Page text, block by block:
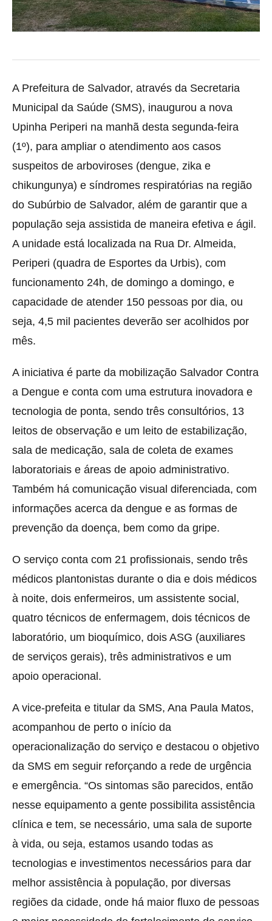
A Prefeitura de Salvador, através da Secretaria
Municipal da Saúde (SMS), inaugurou a nova
Upinha Periperi na manhã desta segunda-feira
(1º), para ampliar o atendimento aos casos
suspeitos de arboviroses (dengue, zika e
chikungunya) e síndromes respiratórias na região
do Subúrbio de Salvador, além de garantir que a
população seja assistida de maneira efetiva e ágil.
A unidade está localizada na Rua Dr. Almeida,
Periperi (quadra de Esportes da Urbis), com
funcionamento 24h, de domingo a domingo, e
capacidade de atender 150 pessoas por dia, ou
seja, 4,5 mil pacientes deverão ser acolhidos por
mês.
A iniciativa é parte da mobilização Salvador Contra
a Dengue e conta com uma estrutura inovadora e
tecnologia de ponta, sendo três consultórios, 13
leitos de observação e um leito de estabilização,
sala de medicação, sala de coleta de exames
laboratoriais e áreas de apoio administrativo.
Também há comunicação visual diferenciada, com
informações acerca da dengue e as formas de
prevenção da doença, bem como da gripe.
O serviço conta com 21 profissionais, sendo três
médicos plantonistas durante o dia e dois médicos
à noite, dois enfermeiros, um assistente social,
quatro técnicos de enfermagem, dois técnicos de
laboratório, um bioquímico, dois ASG (auxiliares
de serviços gerais), três administrativos e um
apoio operacional.
A vice-prefeita e titular da SMS, Ana Paula Matos,
acompanhou de perto o início da
operacionalização do serviço e destacou o objetivo
da SMS em seguir reforçando a rede de urgência
e emergência. “Os sintomas são parecidos, então
nesse equipamento a gente possibilita assistência
clínica e tem, se necessário, uma sala de suporte
à vida, ou seja, estamos usando todas as
tecnologias e investimentos necessários para dar
melhor assistência à população, por diversas
regiões da cidade, onde há maior fluxo de pessoas